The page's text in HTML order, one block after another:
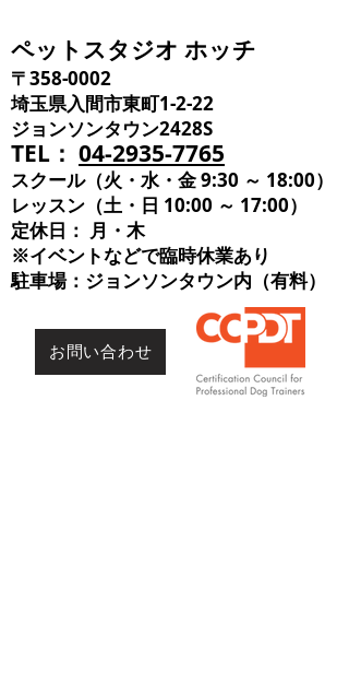
ペットスタジオ ホッチ
〒358-0002
埼玉県入間市東町1-2-22
ジョンソンタウン2428S
TEL： 04-2935-7765
スクール（火・水・金 9:30 ～ 18:00）
レッスン（土・日 10:00 ～ 17:00）
定休日： 月・木
※イベントなどで臨時休業あり
​駐車場：ジョンソンタウン内（有料）
お問い合わせ